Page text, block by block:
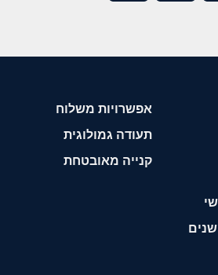
אפשרויות משלוח
תעודה גמולוגית
קנייה מאובטחת